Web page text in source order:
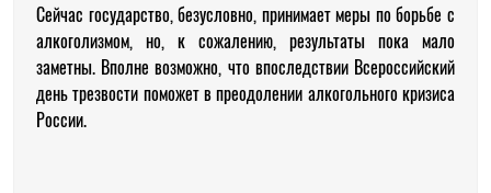
Сейчас государство, безусловно, принимает меры по борьбе с
алкоголизмом, но, к сожалению, результаты пока мало
заметны. Вполне возможно, что впоследствии Всероссийский
день трезвости поможет в преодолении алкогольного кризиса
России.